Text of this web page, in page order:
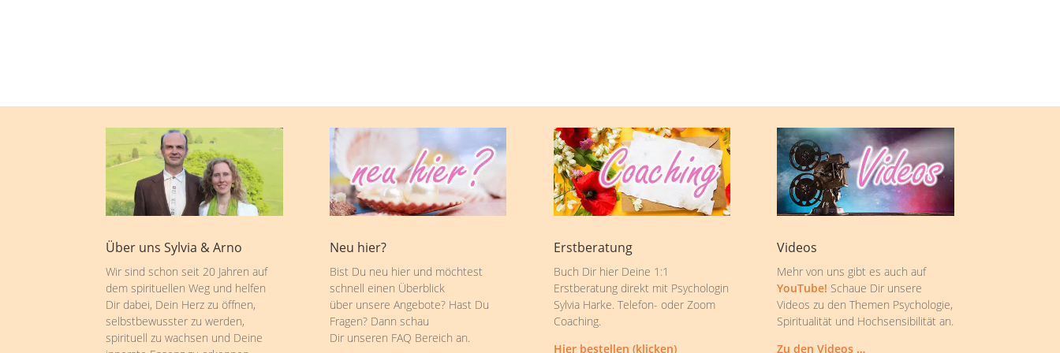
Über uns Sylvia & Arno
Wir sind schon seit 20 Jahren auf
dem spirituellen Weg und helfen
Dir dabei, Dein Herz zu öffnen,
selbstbewusster zu werden,
spirituell zu wachsen und Deine
Neu hier?
Bist Du neu hier und möchtest
schnell einen Überblick
über unsere Angebote? Hast Du
Fragen? Dann schau
Dir unseren FAQ Bereich an.
Erstberatung
Buch Dir hier Deine 1:1
Erstberatung direkt mit Psychologin
Sylvia Harke. Telefon- oder Zoom
Coaching.
Hier bestellen (klicken)
Videos
Mehr von uns gibt es auch auf
YouTube! Schaue Dir unsere
Videos zu den Themen Psychologie,
Spiritualität und Hochsensibilität an.
Zu den Videos …